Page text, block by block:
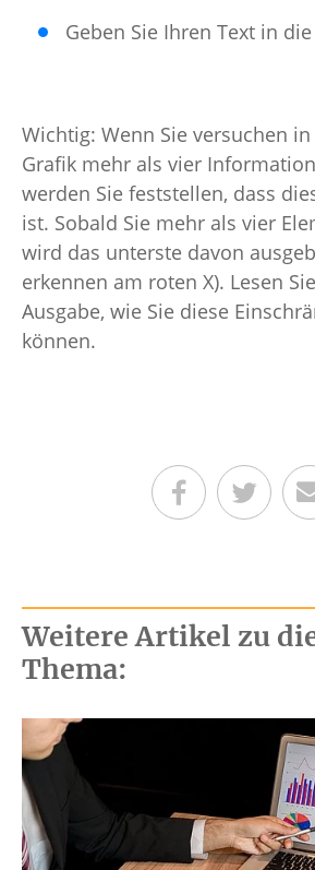
Geben Sie Ihren Text in
Wichtig: Wenn Sie versuchen
Grafik mehr als vier
werden Sie feststellen, dass
ist. Sobald Sie mehr als vier
wird das unterste davon
erkennen am roten X). Lesen
Ausgabe, wie Sie diese
können.
Teilen aufTeilen
Weitere Artikel zu
Thema: